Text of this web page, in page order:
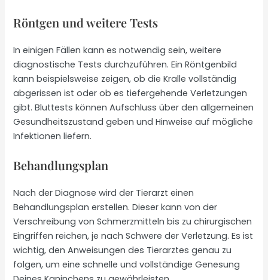
Röntgen und weitere Tests
In einigen Fällen kann es notwendig sein, weitere
diagnostische Tests durchzuführen. Ein Röntgenbild
kann beispielsweise zeigen, ob die Kralle vollständig
abgerissen ist oder ob es tiefergehende Verletzungen
gibt. Bluttests können Aufschluss über den allgemeinen
Gesundheitszustand geben und Hinweise auf mögliche
Infektionen liefern.
Behandlungsplan
Nach der Diagnose wird der Tierarzt einen
Behandlungsplan erstellen. Dieser kann von der
Verschreibung von Schmerzmitteln bis zu chirurgischen
Eingriffen reichen, je nach Schwere der Verletzung. Es ist
wichtig, den Anweisungen des Tierarztes genau zu
folgen, um eine schnelle und vollständige Genesung